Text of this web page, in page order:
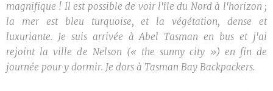
magnifique ! Il est possible de voir l'île du Nord à l'horizon ;
la mer est bleu turquoise, et la végétation, dense et
luxuriante. Je suis arrivée à Abel Tasman en bus et j'ai
rejoint la ville de Nelson (« the sunny city ») en fin de
journée pour y dormir. Je dors à Tasman Bay Backpackers.